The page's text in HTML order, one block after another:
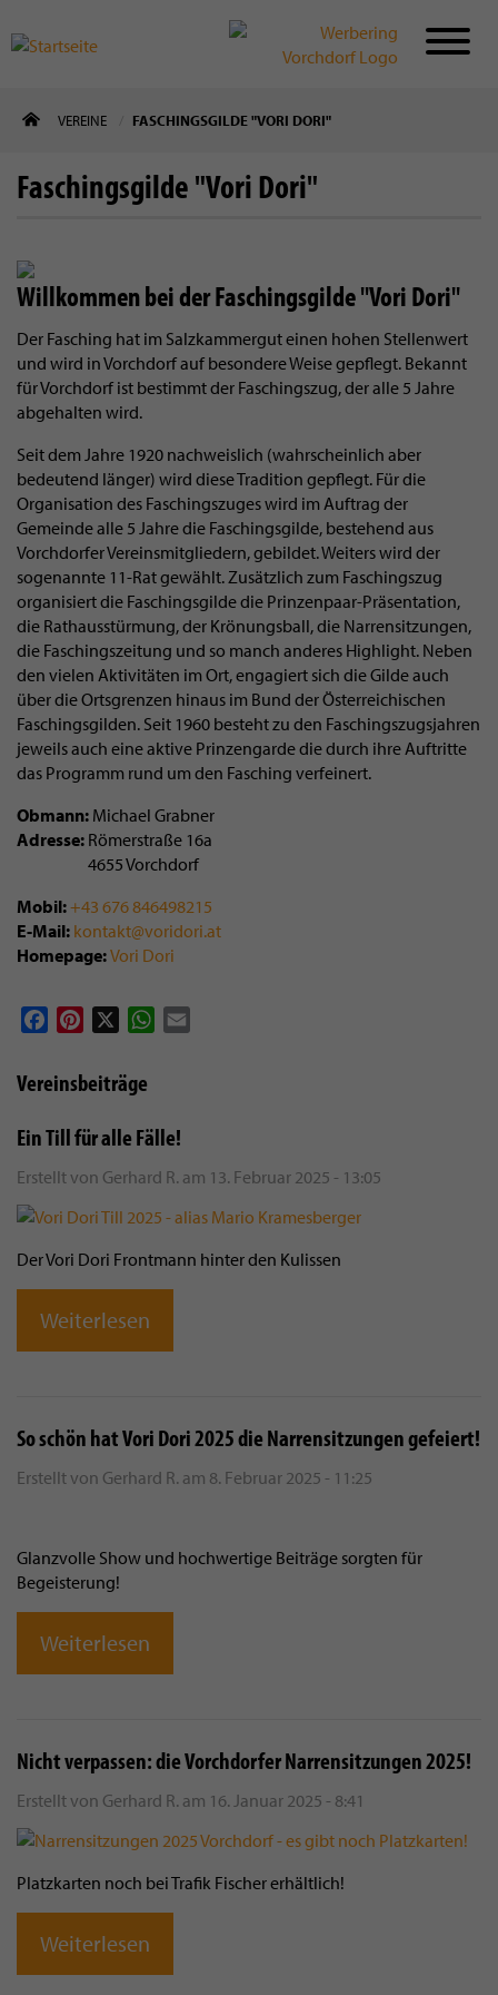
zum
VEREINE FASCHINGSGILDE "VORI DORI"
Faschingsgilde "Vori Dori"
Willkommen bei der Faschingsgilde "Vori Dori"
Der Fasching hat im Salzkammergut einen hohen Stellenwert
und wird in Vorchdorf auf besondere Weise gepflegt. Bekannt
für Vorchdorf ist bestimmt der Faschingszug, der alle 5 Jahre
abgehalten wird.
Seit dem Jahre 1920 nachweislich (wahrscheinlich aber
bedeutend länger) wird diese Tradition gepflegt. Für die
Organisation des Faschingszuges wird im Auftrag der
Gemeinde alle 5 Jahre die Faschingsgilde, bestehend aus
Vorchdorfer Vereinsmitgliedern, gebildet. Weiters wird der
sogenannte 11-Rat gewählt. Zusätzlich zum Faschingszug
organisiert die Faschingsgilde die Prinzenpaar-Präsentation,
die Rathausstürmung, der Krönungsball, die Narrensitzungen,
die Faschingszeitung und so manch anderes Highlight. Neben
den vielen Aktivitäten im Ort, engagiert sich die Gilde auch
über die Ortsgrenzen hinaus im Bund der Österreichischen
Faschingsgilden. Seit 1960 besteht zu den Faschingszugsjahren
jeweils auch eine aktive Prinzengarde die durch ihre Auftritte
das Programm rund um den Fasching verfeinert.
Obmann Michael Grabner
Adresse Römerstraße 16a
4655Vorchdorf
Mobil +43 676 846498215
E-Mail kontakt@voridori.at
Homepage Vori Dori
FacebookPinterest WhatsApp
Vereinsbeiträge
Ein Till für alle Fälle!
Erstellt von Gerhard R. am 13. Februar 2025 - 13:05
Der Vori Dori Frontmann hinter den Kulissen
Weiterlesen
So schön hat Vori Dori 2025 die Narrensitzungen gefeiert!
Erstellt von Gerhard R. am 8. Februar 2025 - 11:25
Glanzvolle Show und hochwertige Beiträge sorgten für
Begeisterung!
Weiterlesen
Nicht verpassen: die Vorchdorfer Narrensitzungen 2025!
Erstellt von Gerhard R. am 16. Januar 2025 - 8:41
Platzkarten noch bei Trafik Fischer erhältlich!
Weiterlesen